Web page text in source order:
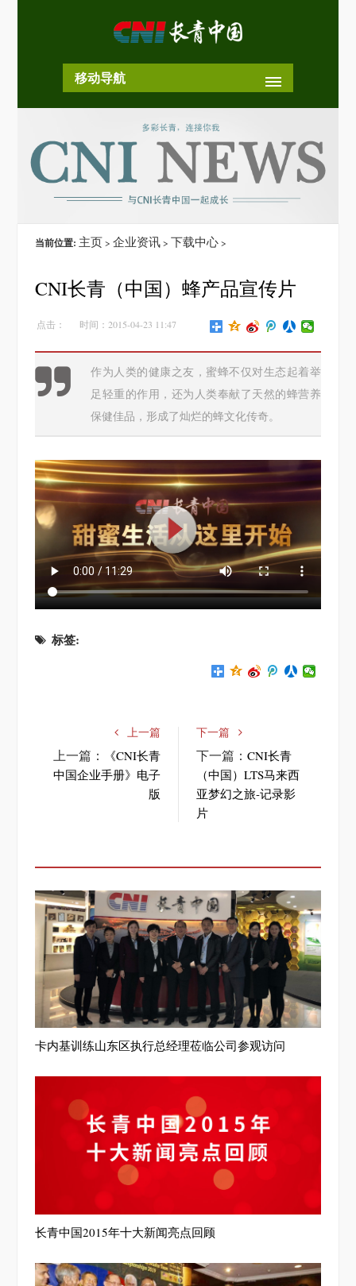
移动导航
当前位置: 主页> 企业资讯> 下载中心>
CNI长青（中国）蜂产品宣传片
点击： 时间：2015-04-23 11:47
作为人类的健康之友，蜜蜂不仅对生态起着举
足轻重的作用，还为人类奉献了天然的蜂营养
保健佳品，形成了灿烂的蜂文化传奇。
标签:
上一篇
上一篇：
《CNI长青
中国企业手册》电子
版
下一篇
下一篇： CNI长青
（中国）LTS马来西
亚梦幻之旅-记录影
片
卡内基训练山东区执行总经理莅临公司参观访问
长青中国2015年十大新闻亮点回顾